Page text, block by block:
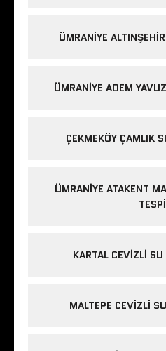
ÜMRANIYE
ÜMRANIYE ADEM
ÇEKMEKÖY ÇAMLIK
ÜMRANIYE ATAKENT
KARTAL CEVIZLI
MALTEPE CEVIZLI